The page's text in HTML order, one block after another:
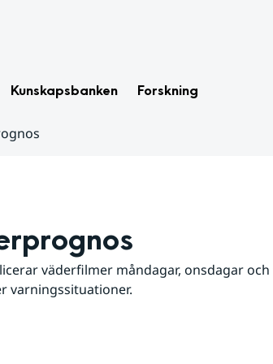
Kunskapsbanken Forskning
väderfilmer måndagar, onsdagar
varningssituationer.